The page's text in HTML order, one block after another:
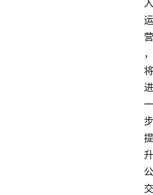
入
运
营
，
将
进
一
步
提
升
公
交